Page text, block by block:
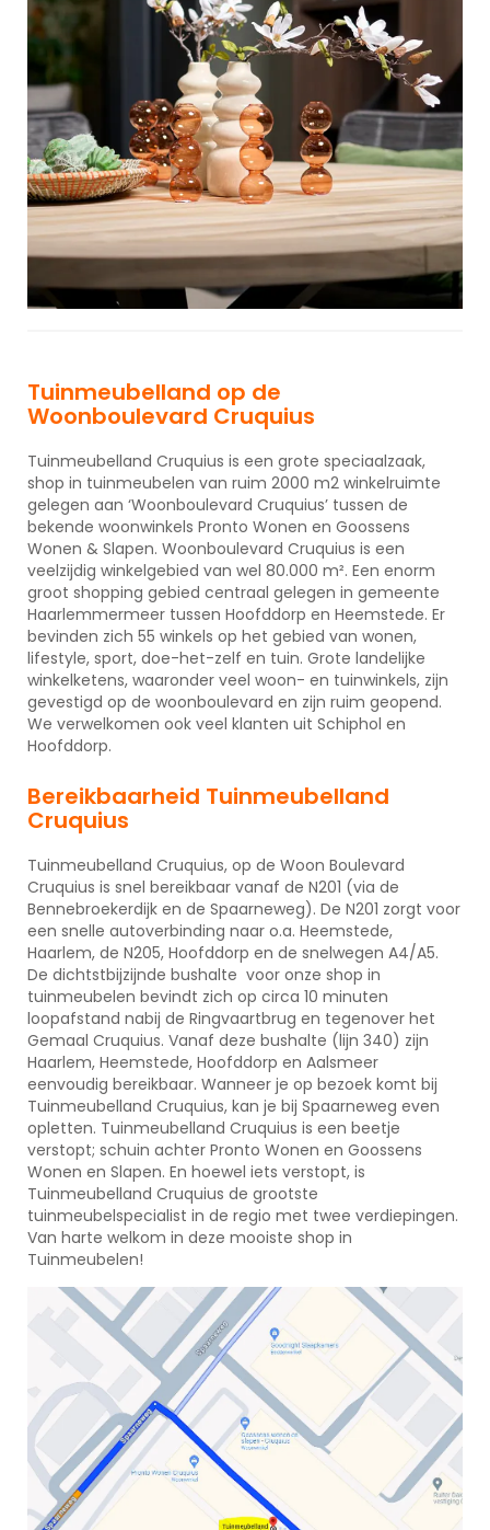
Tuinmeubelland op de
Woonboulevard Cruquius
Tuinmeubelland Cruquius is een grote speciaalzaak,
shop in tuinmeubelen van ruim 2000 m2 winkelruimte
gelegen aan ‘Woonboulevard Cruquius’ tussen de
bekende woonwinkels Pronto Wonen en Goossens
Wonen & Slapen. Woonboulevard Cruquius is een
veelzijdig winkelgebied van wel 80.000 m². Een enorm
groot shopping gebied centraal gelegen in gemeente
Haarlemmermeer tussen Hoofddorp en Heemstede. Er
bevinden zich 55 winkels op het gebied van wonen,
lifestyle, sport, doe-het-zelf en tuin. Grote landelijke
winkelketens, waaronder veel woon- en tuinwinkels, zijn
gevestigd op de woonboulevard en zijn ruim geopend.
We verwelkomen ook veel klanten uit Schiphol en
Hoofddorp.
Bereikbaarheid Tuinmeubelland
Cruquius
Tuinmeubelland Cruquius, op de Woon Boulevard
Cruquius is snel bereikbaar vanaf de N201 (via de
Bennebroekerdijk en de Spaarneweg). De N201 zorgt voor
een snelle autoverbinding naar o.a. Heemstede,
Haarlem, de N205, Hoofddorp en de snelwegen A4/A5.
De dichtstbijzijnde bushalte voor onze shop in
tuinmeubelen bevindt zich op circa 10 minuten
loopafstand nabij de Ringvaartbrug en tegenover het
Gemaal Cruquius. Vanaf deze bushalte (lijn 340) zijn
Haarlem, Heemstede, Hoofddorp en Aalsmeer
eenvoudig bereikbaar. Wanneer je op bezoek komt bij
Tuinmeubelland Cruquius, kan je bij Spaarneweg even
opletten. Tuinmeubelland Cruquius is een beetje
verstopt; schuin achter Pronto Wonen en Goossens
Wonen en Slapen. En hoewel iets verstopt, is
Tuinmeubelland Cruquius de grootste
tuinmeubelspecialist in de regio met twee verdiepingen.
Van harte welkom in deze mooiste shop in
Tuinmeubelen!